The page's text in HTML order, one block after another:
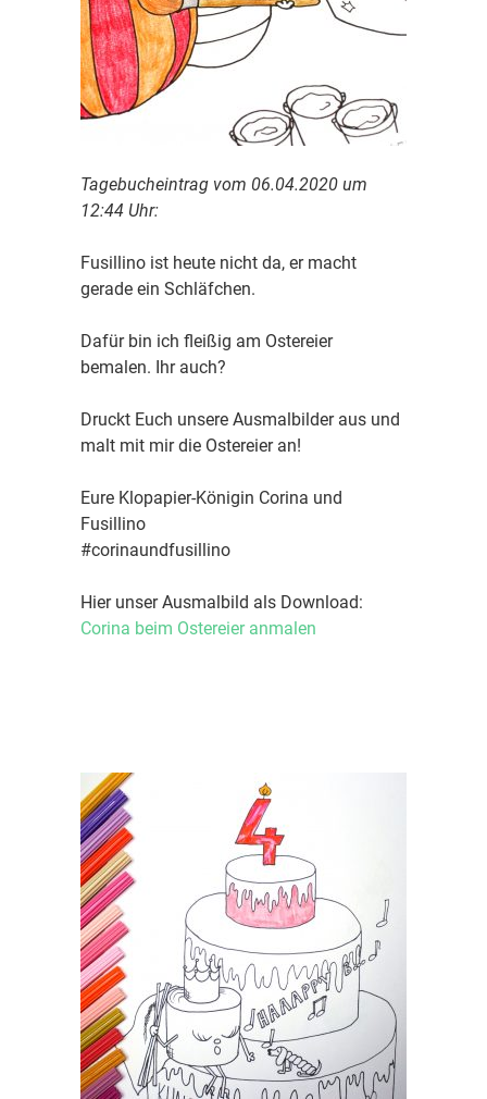
Tagebucheintrag vom 06.04.2020 um
12:44 Uhr:
Fusillino ist heute nicht da, er macht
gerade ein Schläfchen.
Dafür bin ich fleißig am Ostereier
bemalen. Ihr auch?
Druckt Euch unsere Ausmalbilder aus und
malt mit mir die Ostereier an!
Eure Klopapier-Königin Corina und
Fusillino
#corinaundfusillino
Hier unser Ausmalbild als Download:
Corina beim Ostereier anmalen